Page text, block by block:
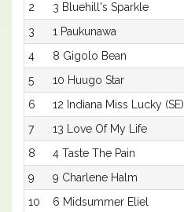
2
3 Bluehill's Sparkle
3
1 Paukunawa
4
8 Gigolo Bean
5
10 Huugo Star
6
12 Indiana Miss Lucky (SE)
7
13 Love Of My Life
8
4 Taste The Pain
9
9 Charlene Halm
10
6 Midsummer Eliel